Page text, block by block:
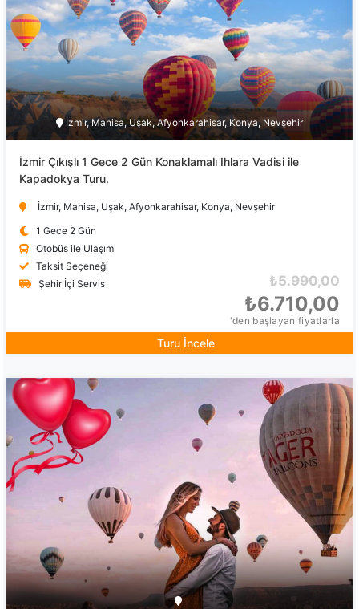
İzmir, Manisa, Uşak, Afyonkarahisar, Konya, Nevşehir
İzmir Çıkışlı 1 Gece 2 Gün Konaklamalı Ihlara Vadisi ile
Kapadokya Turu.
İzmir, Manisa, Uşak, Afyonkarahisar, Konya, Nevşehir
1 Gece 2 Gün
Otobüs ile Ulaşım
Taksit Seçeneği
Şehir İçi Servis
₺5.990,00
₺6.710,00
'den başlayan fiyatlarla
Turu İncele